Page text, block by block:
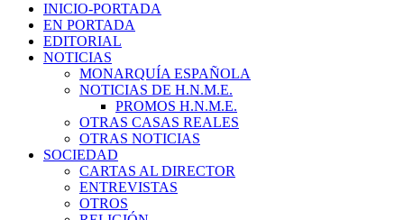
INICIO-PORTADA
EN PORTADA
EDITORIAL
NOTICIAS
MONARQUÍA ESPAÑOLA
NOTICIAS DE H.N.M.E.
PROMOS H.N.M.E.
OTRAS CASAS REALES
OTRAS NOTICIAS
SOCIEDAD
CARTAS AL DIRECTOR
ENTREVISTAS
OTROS